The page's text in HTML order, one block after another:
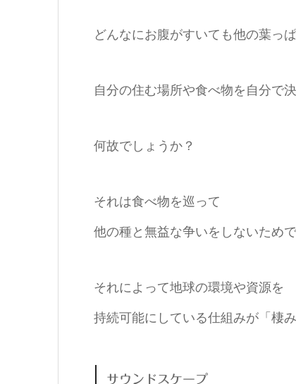
どんなにお腹がすいても他の葉っ
自分の住む場所や食べ物を自分で
何故でしょうか？
それは食べ物を巡って
他の種と無益な争いをしないためで
それによって地球の環境や資源を
持続可能にしている仕組みが「棲
サウンドスケープ